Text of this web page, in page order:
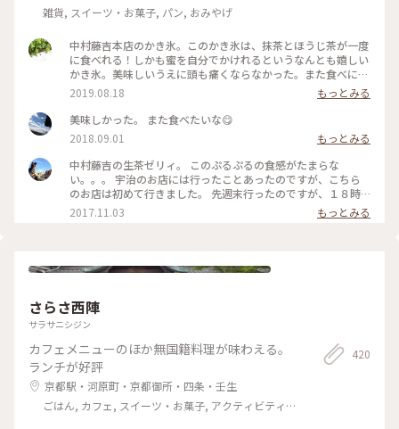
雑貨, スイーツ・お菓子, パン, おみやげ
中村藤吉本店のかき氷。このかき氷は、抹茶とほうじ茶が一度
に食べれる！しかも蜜を自分でかけれるというなんとも嬉しい
かき氷。美味しいうえに頭も痛くならなかった。また食べにい
くぞ！ #旅のひととき #夏旅2019 #ひんやりスイーツ #京都 #
中村藤吉本店 #かき氷 #抹茶 #ほうじ茶
2019.08.18
もっとみる
美味しかった。 また食べたいな😋
2018.09.01
もっとみる
中村藤吉の生茶ゼリィ。 このぷるぷるの食感がたまらな
い。。。 宇治のお店には行ったことあったのですが、こちら
のお店は初めて行きました。 先週末行ったのですが、１８時
過ぎに行ったので、カフェには２０分くらいの待ち時間で入る
ことができました😊 お土産にと思っていたテイクアウトのゼ
友達はほうじ茶ゼリィを食べていましたが… このお店のほうじ
中村藤吉#京都#生茶ゼリィ#甘味#和菓子 #ことりっぷ京都#京
都駅
2017.11.03 もっとみる
さらさ西陣
サラサニシジン
カフェメニューのほか無国籍料理が味わえる。
ランチが好評
京都駅・河原町・京都御所・四条・壬生
ごはん, カフェ, スイーツ・お菓子, アクティビティ・
420